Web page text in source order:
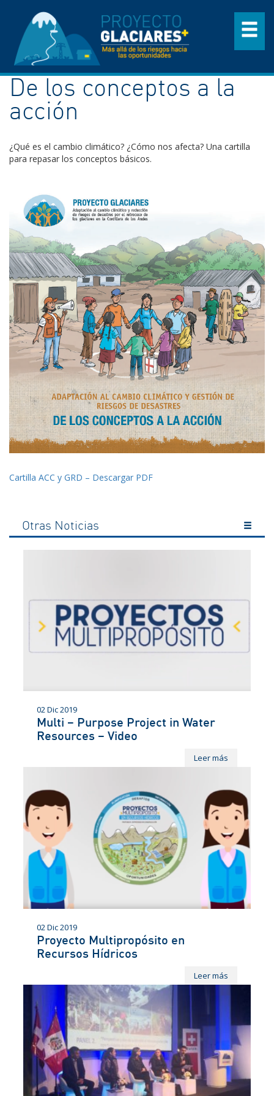
De los conceptos a la
acción
¿Qué es el cambio climático? ¿Cómo nos afecta? Una cartilla
para repasar los conceptos básicos.
Cartilla ACC y GRD – Descargar PDF
Otras Noticias
02 Dic 2019
Multi – Purpose Project in Water
Resources – Video
Leer más
02 Dic 2019
Proyecto Multipropósito en
Recursos Hídricos
Leer más